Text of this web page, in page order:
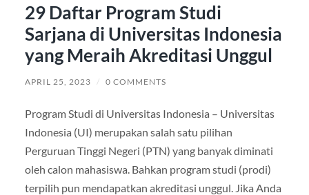
29 Daftar Program Studi
Sarjana di Universitas Indonesia
yang Meraih Akreditasi Unggul
APRIL 25, 2023 / 0 COMMENTS
Program Studi di Universitas Indonesia – Universitas
Indonesia (UI) merupakan salah satu pilihan
Perguruan Tinggi Negeri (PTN) yang banyak diminati
oleh calon mahasiswa. Bahkan program studi (prodi)
terpilih pun mendapatkan akreditasi unggul. Jika Anda